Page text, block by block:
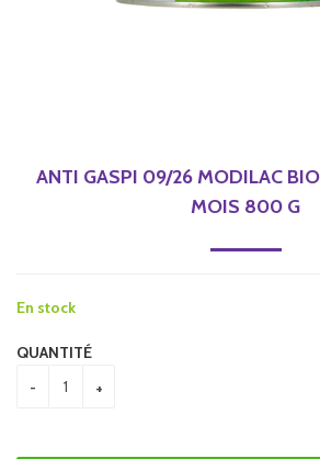
ANTI GASPI 09/26 MODILAC
MOIS 800 G
En stock
QUANTITÉ